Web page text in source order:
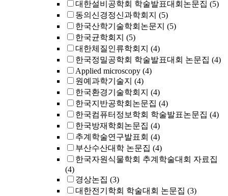
대한설비공학회 학술발표대회논문집 (5)
동의신경정신과학회지 (5)
한국산학기술학회논문지 (5)
한국균학회지 (5)
대한체질인류학회지 (4)
한국정밀공학회 학술발표대회 논문집 (4)
Applied microscopy (4)
원예과학기술지 (4)
한국환경기술학회지 (4)
한국지반공학회논문집 (4)
한국컴퓨터정보학회 학술발표논문집 (4)
한국방재학회논문집 (4)
추계학술연구발표회 (4)
부산수산대학 논문집 (4)
한국자원식물학회 추계학술대회 자료집
(4)
경상논집 (3)
대한전기학회 학술대회 논문집 (3)